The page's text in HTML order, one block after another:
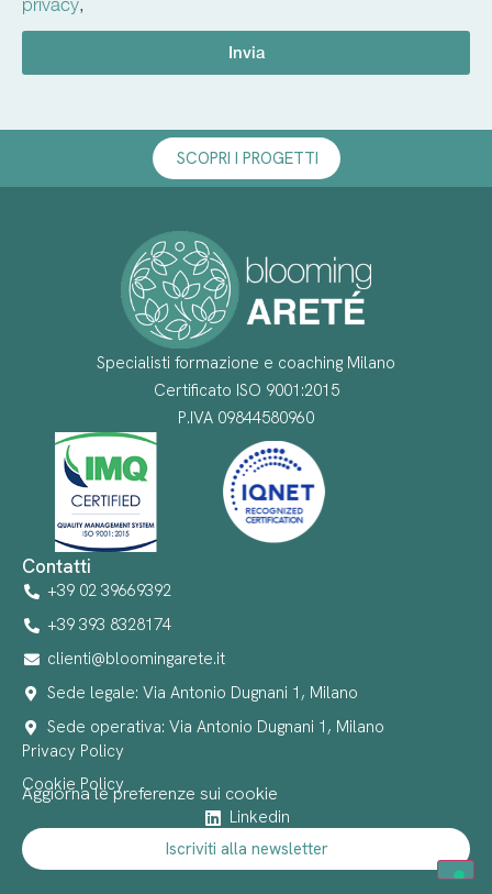
Invia
SCOPRI I PROGETTI
Specialisti formazione e coaching Milano
Certificato ISO 9001:2015
P.IVA 09844580960
Contatti
+39 02 39669392
+39 393 8328174
clienti@bloomingarete.it
Sede legale: Via Antonio Dugnani 1, Milano
Sede operativa: Via Antonio Dugnani 1, Milano
Privacy Policy
Cookie Policy
Aggiorna le preferenze sui cookie
Linkedin
Iscriviti alla newsletter